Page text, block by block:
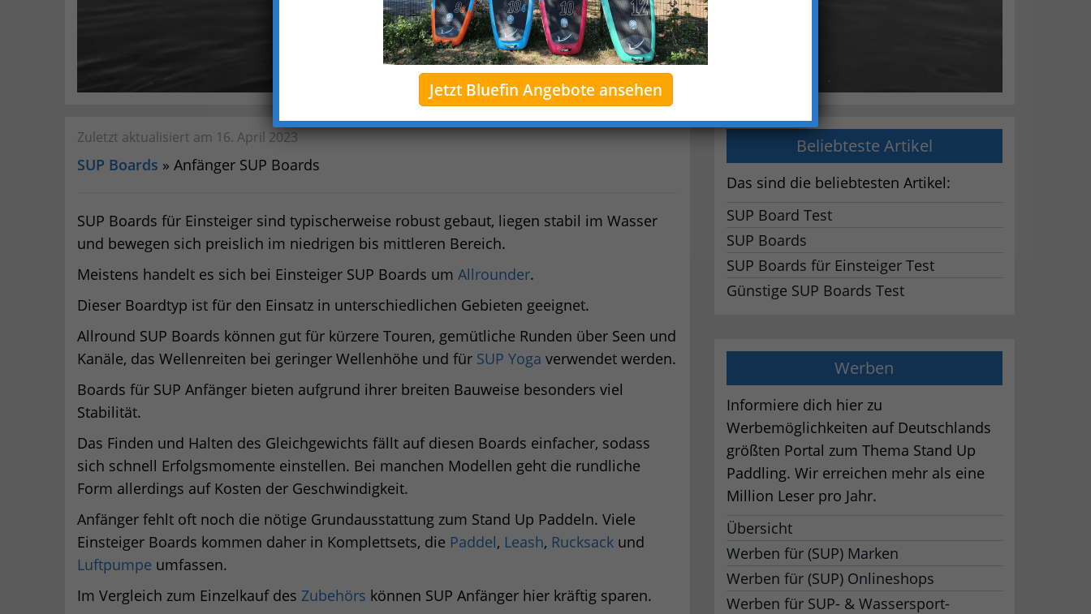
Zuletzt aktualisiert am 16. April 2023
SUP Boards » Anfänger SUP Boards
SUP Boards für Einsteiger sind typischerweise robust gebaut, liegen stabil im Wasser
und bewegen sich preislich im niedrigen bis mittleren Bereich.
Meistens handelt es sich bei Einsteiger SUP Boards um Allrounder.
Dieser Boardtyp ist für den Einsatz in unterschiedlichen Gebieten geeignet.
Allround SUP Boards können gut für kürzere Touren, gemütliche Runden über Seen und
Kanäle, das Wellenreiten bei geringer Wellenhöhe und für SUP Yoga verwendet werden.
Boards für SUP Anfänger bieten aufgrund ihrer breiten Bauweise besonders viel
Stabilität.
Das Finden und Halten des Gleichgewichts fällt auf diesen Boards einfacher, sodass
sich schnell Erfolgsmomente einstellen. Bei manchen Modellen geht die rundliche
Form allerdings auf Kosten der Geschwindigkeit.
Anfänger fehlt oft noch die nötige Grundausstattung zum Stand Up Paddeln. Viele
Einsteiger Boards kommen daher in Komplettsets, die Paddel, Leash, Rucksackund
Luftpumpe umfassen.
Im Vergleich zum Einzelkauf des Zubehörs können SUP Anfänger hier kräftig sparen.
Beliebteste Artikel
Das sind die beliebtesten Artikel:
SUP Board Test
SUP Boards
SUP Boards für Einsteiger Test
Günstige SUP Boards Test
Werben
Informiere dich hier zu
Werbemöglichkeiten auf Deutschlands
größten Portal zum Thema Stand Up
Paddling. Wir erreichen mehr als eine
Million Leser pro Jahr.
Übersicht
Werben für (SUP) Marken
Werben für (SUP) Onlineshops
Werben für SUP- & Wassersport-
Jetzt Bluefin Angebote ansehen